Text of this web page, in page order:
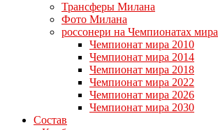
Трансферы Милана
Фото Милана
россонери на Чемпионатах мира
Чемпионат мира 2010
Чемпионат мира 2014
Чемпионат мира 2018
Чемпионат мира 2022
Чемпионат мира 2026
Чемпионат мира 2030
Состав